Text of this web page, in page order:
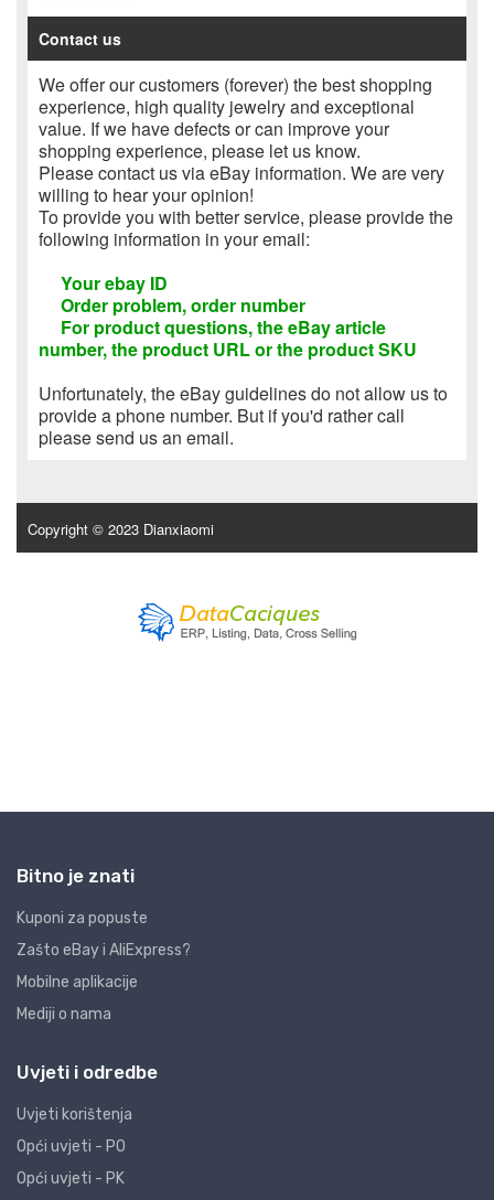
Bitno je znati
Kuponi za popuste
Zašto eBay i AliExpress?
Mobilne aplikacije
Mediji o nama
Uvjeti i odredbe
Uvjeti korištenja
Opći uvjeti - PO
Opći uvjeti - PK